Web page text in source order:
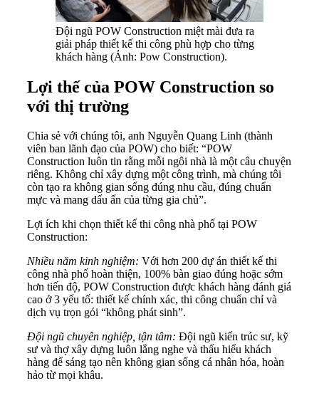
Đội ngũ POW Construction miệt mài đưa ra
giải pháp thiết kế thi công phù hợp cho từng
khách hàng (Ảnh: Pow Construction).
Lợi thế của POW Construction so
với thị trường
Chia sẻ với chúng tôi, anh Nguyễn Quang Linh (thành
viên ban lãnh đạo của POW) cho biết: “POW
Construction luôn tin rằng mỗi ngôi nhà là một câu chuyện
riêng. Không chỉ xây dựng một công trình, mà chúng tôi
còn tạo ra không gian sống đúng nhu cầu, đúng chuẩn
mực và mang dấu ấn của từng gia chủ”.
Lợi ích khi chọn thiết kế thi công nhà phố tại POW
Construction:
Nhiều năm kinh nghiệm: Với hơn 200 dự án thiết kế thi
công nhà phố hoàn thiện, 100% bàn giao đúng hoặc sớm
hơn tiến độ, POW Construction được khách hàng đánh giá
cao ở 3 yếu tố: thiết kế chính xác, thi công chuẩn chỉ và
dịch vụ trọn gói “không phát sinh”.
Đội ngũ chuyên nghiệp, tận tâm: Đội ngũ kiến ​​trúc sư, kỹ
sư và thợ xây dựng luôn lắng nghe và thấu hiểu khách
hàng để sáng tạo nên không gian sống cá nhân hóa, hoàn
hảo từ mọi khâu.